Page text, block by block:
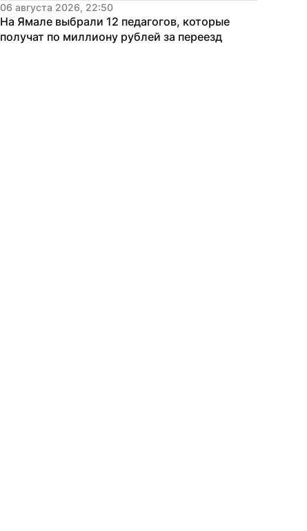
06 августа 2026, 22:50
На Ямале выбрали 12 педагогов, которые
получат по миллиону рублей за переезд